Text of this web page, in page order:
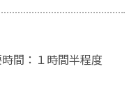
間：１時間半程度